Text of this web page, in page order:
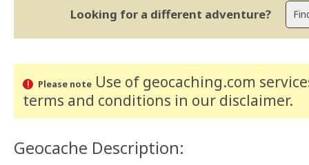
Looking for a different adventure?
Please noteUse of geocaching.com
terms and conditions in our disclaimer.
Geocache Description: